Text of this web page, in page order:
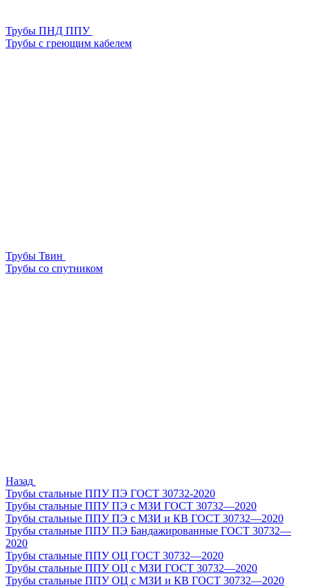
Трубы ПНД ППУ
Трубы с греющим кабелем
Трубы Твин
Трубы со спутником
Назад
Трубы стальные ППУ ПЭ ГОСТ 30732-2020
Трубы стальные ППУ ПЭ с МЗИ ГОСТ 30732—2020
Трубы стальные ППУ ПЭ с МЗИ и КВ ГОСТ 30732—2020
Трубы стальные ППУ ПЭ Бандажированные ГОСТ 30732—
2020
Трубы стальные ППУ ОЦ ГОСТ 30732—2020
Трубы стальные ППУ ОЦ с МЗИ ГОСТ 30732—2020
Трубы стальные ППУ ОЦ с МЗИ и КВ ГОСТ 30732—2020